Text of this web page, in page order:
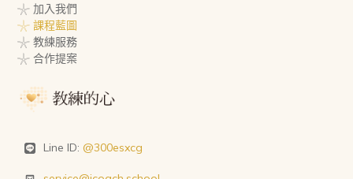
𓇼 加入我們
𓇼 課程藍圖
𓇼 教練服務
𓇼 合作提案
Line ID: @300esxcg